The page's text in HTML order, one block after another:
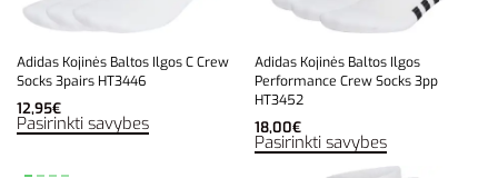
Adidas Kojinės Baltos Ilgos C Crew
Socks 3pairs HT3446
12,95€
Pasirinkti savybes
Adidas Kojinės Baltos Ilgos
Performance Crew Socks 3pp
HT3452
18,00€
Pasirinkti savybes